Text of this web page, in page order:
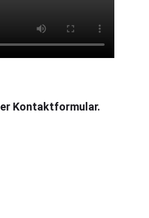
Kontaktformular.